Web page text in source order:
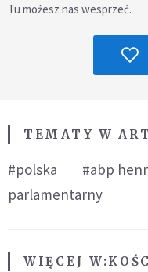
Tu możesz nas wesprzeć.
TEMATY W
#polska #abp
parlamentarny
WIĘCEJ W: